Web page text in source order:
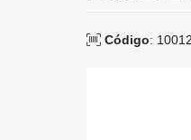
Código: